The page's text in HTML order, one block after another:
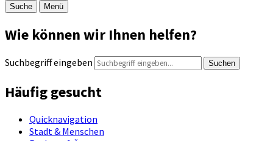
Suche Menü
Wie können wir Ihnen helfen?
Suchbegriff eingeben Suchen
Häufig gesucht
Quicknavigation
Stadt & Menschen